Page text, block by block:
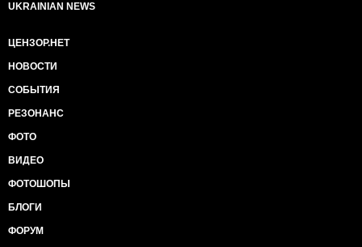
UKRAINIAN NEWS
ЦЕНЗОР.НЕТ
НОВОСТИ
СОБЫТИЯ
РЕЗОНАНС
ФОТО
ВИДЕО
ФОТОШОПЫ
БЛОГИ
ФОРУМ